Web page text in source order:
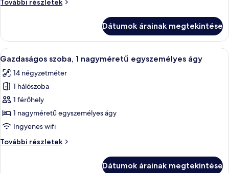
szoba
További részletek
részletei
Dátumok árainak megtekintése
A
következő
szoba
összes
képének
megtekintése:
Gazdaságos
1
Egy hálószoba, melyben fából
4
Gazdaságos szoba, 1 nagyméretű egyszemélyes ágy
14 négyzetméter
1 hálószoba
1 férőhely
1 nagyméretű egyszemélyes ágy
Ingyenes wifi
További részletek
Gazdaságos
Dátumok árainak megtekintése